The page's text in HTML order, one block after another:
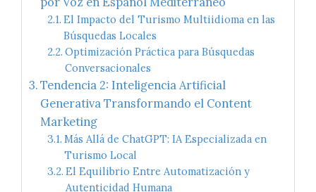
El Impacto del Turismo Multiidioma en las
Búsquedas Locales
Optimización Práctica para Búsquedas
Conversacionales
Tendencia 2: Inteligencia Artificial
Generativa Transformando el Content
Marketing
Más Allá de ChatGPT: IA Especializada en
Turismo Local
El Equilibrio Entre Automatización y
Autenticidad Humana